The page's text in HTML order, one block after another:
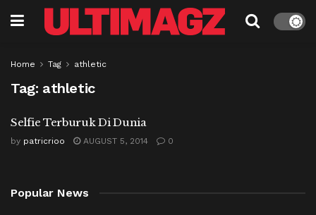
Home Tag athletic
Tag: athletic
Selfie Terburuk Di Dunia
by patricrioo AUGUST 5, 2014 0
Popular News